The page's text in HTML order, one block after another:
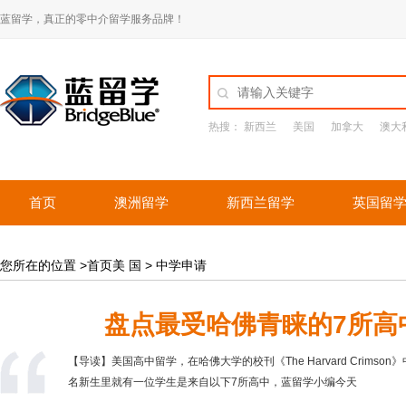
蓝留学，真正的零中介留学服务品牌！
热搜： 新西兰 美国 加拿大 澳大
首页 澳洲留学 新西兰留学 英国留学
您所在的位置 >首页美 国 > 中学申请
盘点最受哈佛青睐的7所高
【导读】美国高中留学，在哈佛大学的校刊《The Harvard Crimson
名新生里就有一位学生是来自以下7所高中，蓝留学小编今天